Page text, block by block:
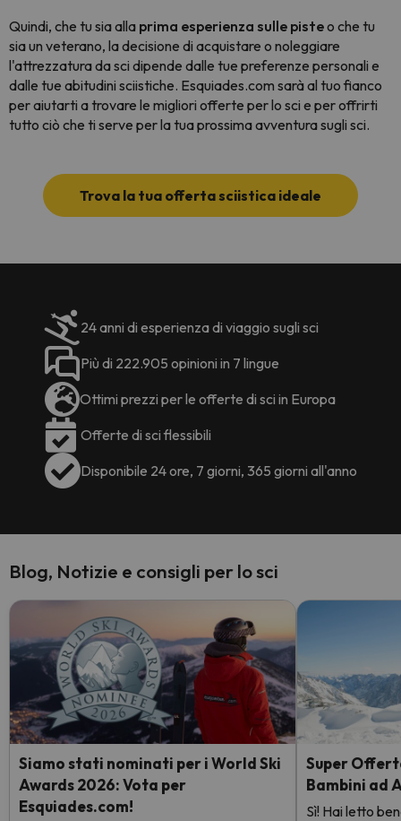
Quindi, che tu sia alla prima esperienza sulle pisteo che tu
sia un veterano, la decisione di acquistare o noleggiare
l'attrezzatura da sci dipende dalle tue preferenze personali e
dalle tue abitudini sciistiche. Esquiades.com sarà al tuo fianco
per aiutarti a trovare le migliori offerte per lo sci e per offrirti
tutto ciò che ti serve per la tua prossima avventura sugli sci.
Trova la tua offerta sciistica ideale
24 anni di esperienza di viaggio sugli sci
Più di 222.905 opinioni in 7 lingue
Ottimi prezzi per le offerte di sci in Europa
Offerte di sci flessibili
Disponibile 24 ore, 7 giorni, 365 giorni all'anno
Blog, Notizie e consigli per lo sci
Siamo stati nominati per i World Ski
Awards 2026: Vota per
Esquiades.com!
Super
Bambini ad
Sì! Hai letto